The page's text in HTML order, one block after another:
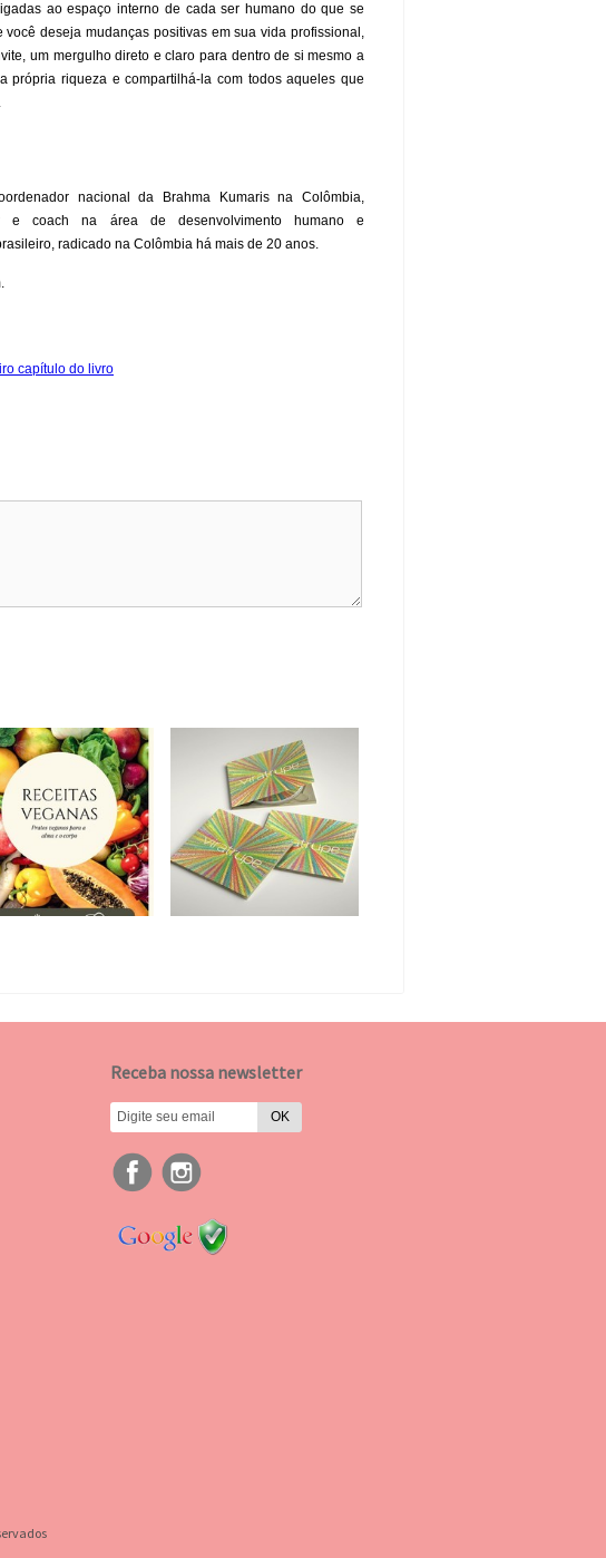
ao espaço interno de cada ser humano do que se
você deseja mudanças positivas em sua vida profissional,
um mergulho direto e claro para dentro de si mesmo a
própria riqueza e compartilhá-la com todos aqueles que
nacional da Brahma Kumaris na Colômbia,
e coach na área de desenvolvimento humano e
radicado na Colômbia há mais de 20 anos.
capítulo do livro
Receba nossa newsletter